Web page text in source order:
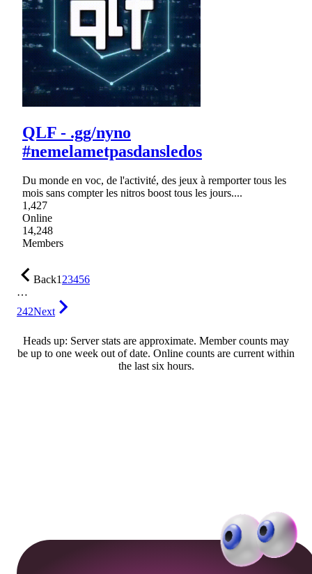
QLF - .gg/nyno
#nemelametpasdansledos
Du monde en voc, de l'activité, des jeux à remporter tous les
mois sans compter les nitros boost tous les jours....
1,427
Online
14,248
Members
Back123456
…
242Next
Heads up: Server stats are approximate. Member counts may
be up to one week out of date. Online counts are current within
the last six hours.